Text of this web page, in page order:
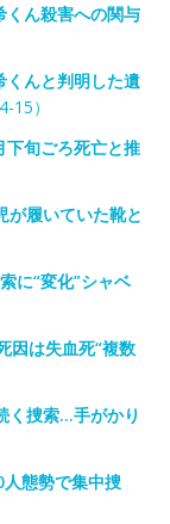
ん殺害への関与
んと判明した遺
15）
旬ごろ死亡と推
履いていた靴と
に“変化”シャベ
因は失血死“複数
く捜索…手がかり
態勢で集中捜